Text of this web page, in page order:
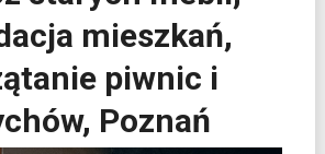
mieszkań,
piwnic i
Poznań